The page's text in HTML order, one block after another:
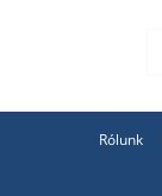
Rólunk